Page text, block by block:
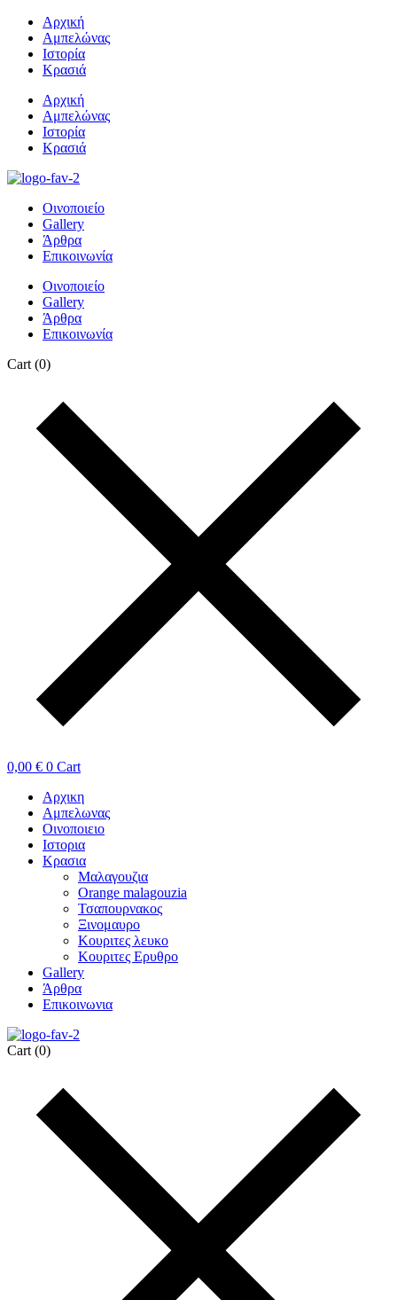
Αρχική
Αμπελώνας
Ιστορία
Κρασιά
Αρχική
Αμπελώνας
Ιστορία
Κρασιά
Οινοποιείο
Gallery
Άρθρα
Επικοινωνία
Οινοποιείο
Gallery
Άρθρα
Επικοινωνία
Cart (0)
0,00 € 0 Cart
Αρχικη
Αμπελωνας
Οινοποιειο
Ιστορια
Κρασια
Μαλαγουζια
Orange malagouzia
Τσαπουρνακος
Ξινομαυρο
Κουριτες λευκο
Κουριτες Ερυθρο
Gallery
Άρθρα
Επικοινωνια
Cart (0)